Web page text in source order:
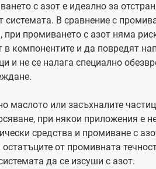
с азот е идеално за
В сравнение с
промиването с азот няма
в компонентите и да повредят
и не се налага специално
маслото или засъхналите
при някои приложения е
средства и промиване с
от промивната
да се изсуши с азот.